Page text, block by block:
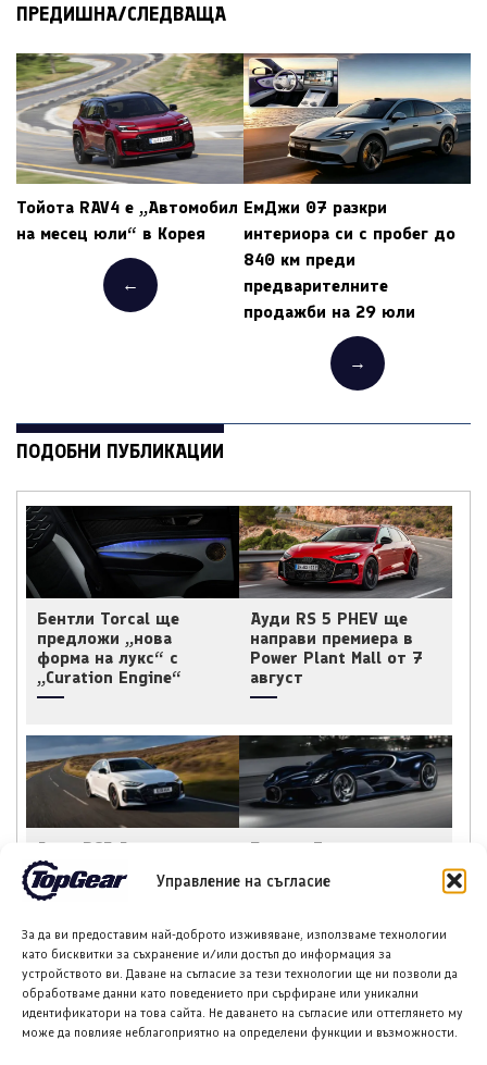
Управление на съгласие
За да ви предоставим най-доброто изживяване, използваме технологии
като бисквитки за съхранение и/или достъп до информация за
устройството ви. Даване на съгласие за тези технологии ще ни позволи да
обработваме данни като поведението при сърфиране или уникални
идентификатори на това сайта. Не даването на съгласие или оттеглянето му
може да повлияе неблагоприятно на определени функции и възможности.
ПРЕДИШНА/СЛЕДВАЩА
Тойота RAV4 е „Автомобил
на месец юли“ в Корея
←
ЕмДжи 07 разкри
интериора си с пробег до
840 км преди
предварителните
продажби на 29 юли
→
ПОДОБНИ ПУБЛИКАЦИИ
Бентли Torcal ще
предложи „нова
форма на лукс“ с
„Curation Engine“
Ауди RS 5 PHEV ще
направи премиера в
Power Plant Mall от 7
август
Ауди RS5 Avant получи
плъгин хибридно
задвижване
Бугати Дестриер ще
върховния еднократен